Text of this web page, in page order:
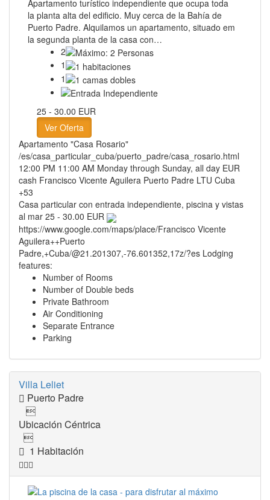
Apartamento turístico independiente que ocupa toda
la planta alta del edificio. Muy cerca de la Bahía de
Puerto Padre. Alquilamos un apartamento, situado em
la segunda planta de la casa con…
2
1
1
25 - 30.00 EUR
Ver Oferta
Apartamento "Casa Rosario"
/es/casa_particular_cuba/puerto_padre/casa_rosario.html
12:00 PM 11:00 AM Monday through Sunday, all day EUR
cash Francisco Vicente Aguilera Puerto Padre LTU Cuba
+53
Casa particular con entrada independiente, piscina y vistas
al mar 25 - 30.00 EUR
https://www.google.com/maps/place/Francisco Vicente
Aguilera++Puerto
Padre,+Cuba/@21.201307,-76.601352,17z/?es Lodging
features:
Number of Rooms
Number of Double beds
Private Bathroom
Air Conditioning
Separate Entrance
Parking
Villa Leliet
Puerto Padre

Ubicación Céntrica

1 Habitación